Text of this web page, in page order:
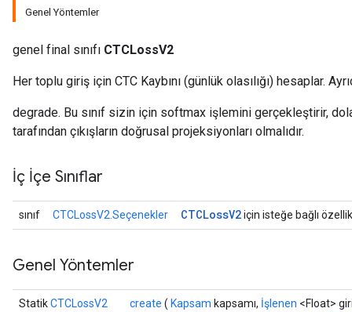
Genel Yöntemler
genel final sınıfı CTCLossV2
Her toplu giriş için CTC Kaybını (günlük olasılığı) hesaplar.
degrade. Bu sınıf sizin için softmax işlemini gerçekleştirir,
tarafından çıkışların doğrusal projeksiyonları olmalıdır.
İç İçe Sınıflar
sınıf CTCLossV2.Seçenekler CTCLossV2için isteğe bağlı
Genel Yöntemler
StatikCTCLossV2 create ( Kapsam kapsamı, İşlenen <Float>